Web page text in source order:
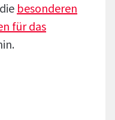
besonderen
für das